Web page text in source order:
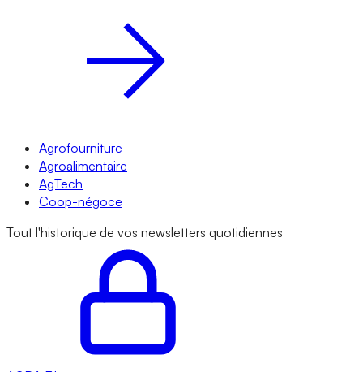
Agrofourniture
Agroalimentaire
AgTech
Coop-négoce
Tout l'historique de vos newsletters quotidiennes